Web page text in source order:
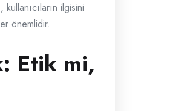
ilgisini
önemlidir.
Etik mi,